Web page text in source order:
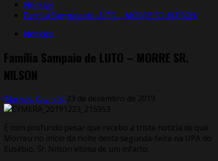
Notícias
Família Sampaio de LUTO – MORRE SR. NILSON
Notícias
Família Sampaio de LUTO – MORRE SR.
NILSON
Markos Zaurelio 23 de dezembro de 2019
É com profundo pesar que recebo a triste noticia de que
Morreu no início da noite desta segunda-feira na UPA do
Eusébio, Sr. Nilson vítima de um infarto.